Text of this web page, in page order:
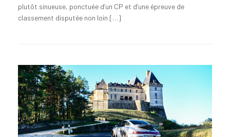
plutôt sinueuse, ponctuée d’un CP et d’une épreuve de
classement disputée non loin […]